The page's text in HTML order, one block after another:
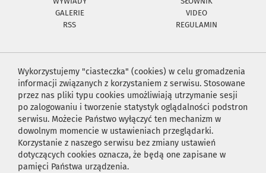
GALERIE
VIDEO
RSS
REGULAMIN
Wykorzystujemy "ciasteczka" (cookies) w celu gromadzenia
informacji związanych z korzystaniem z serwisu. Stosowane
przez nas pliki typu cookies umożliwiają utrzymanie sesji
po zalogowaniu i tworzenie statystyk oglądalności podstron
serwisu. Możecie Państwo wyłączyć ten mechanizm w
dowolnym momencie w ustawieniach przeglądarki.
Korzystanie z naszego serwisu bez zmiany ustawień
dotyczących cookies oznacza, że będą one zapisane w
pamięci Państwa urządzenia.